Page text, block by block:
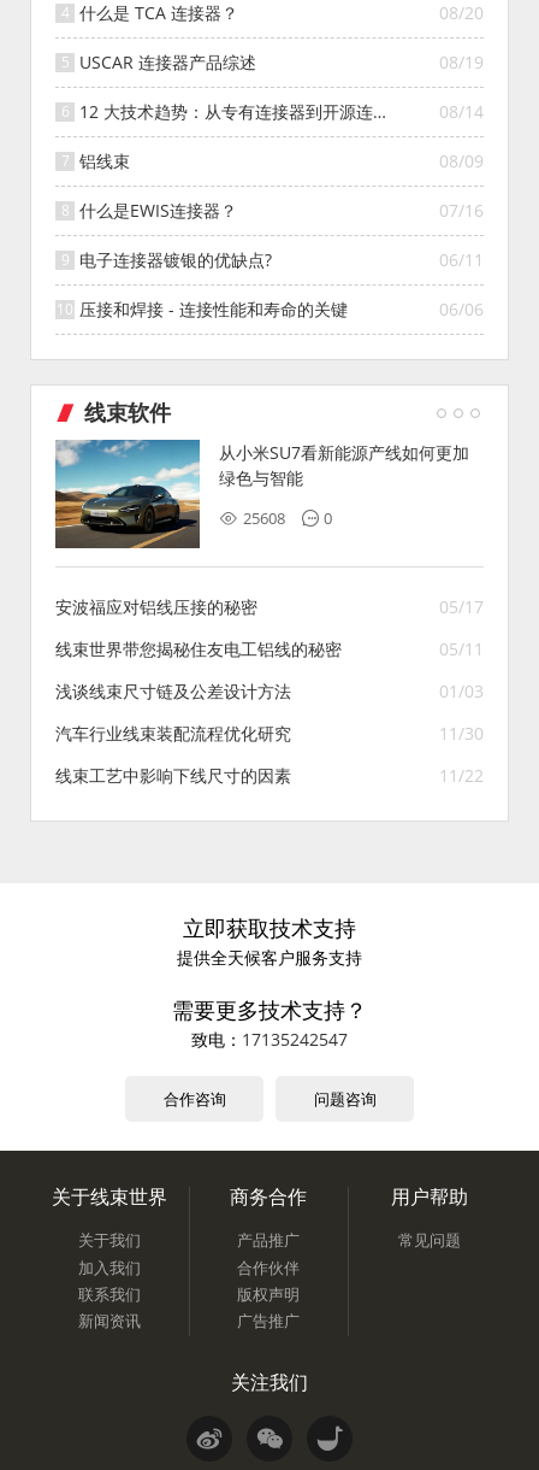
08/20
什么是 TCA 连接器？
08/19
USCAR 连接器产品综述
08/14
12 大技术趋势：从专有连接器到开源连接
器的演变
08/09
铝线束
07/16
什么是EWIS连接器？
06/11
电子连接器镀银的优缺点?
06/06
压接和焊接 - 连接性能和寿命的关键
线束软件
从小米SU7看新能源产线如何更加
绿色与智能
25608 0
05/17
安波福应对铝线压接的秘密
05/11
线束世界带您揭秘住友电工铝线的秘密
01/03
浅谈线束尺寸链及公差设计方法
11/30
汽车行业线束装配流程优化研究
11/22
线束工艺中影响下线尺寸的因素
立即获取技术支持
提供全天候客户服务支持
需要更多技术支持？
致电： 17135242547
合作咨询 问题咨询
关于线束世界
关于我们
加入我们
联系我们
新闻资讯
商务合作
产品推广
合作伙伴
版权声明
广告推广
用户帮助
常见问题
关注我们